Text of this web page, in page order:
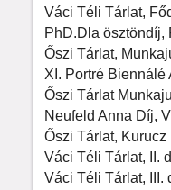
Váci Téli Tárlat,
PhD.Dla ösztöndíj,
Őszi Tárlat,
XI. Portré Biennálé
Őszi Tárlat
Neufeld Anna Díj,
Őszi Tárlat,
Váci Téli Tárlat, II.
Váci Téli Tárlat, III.